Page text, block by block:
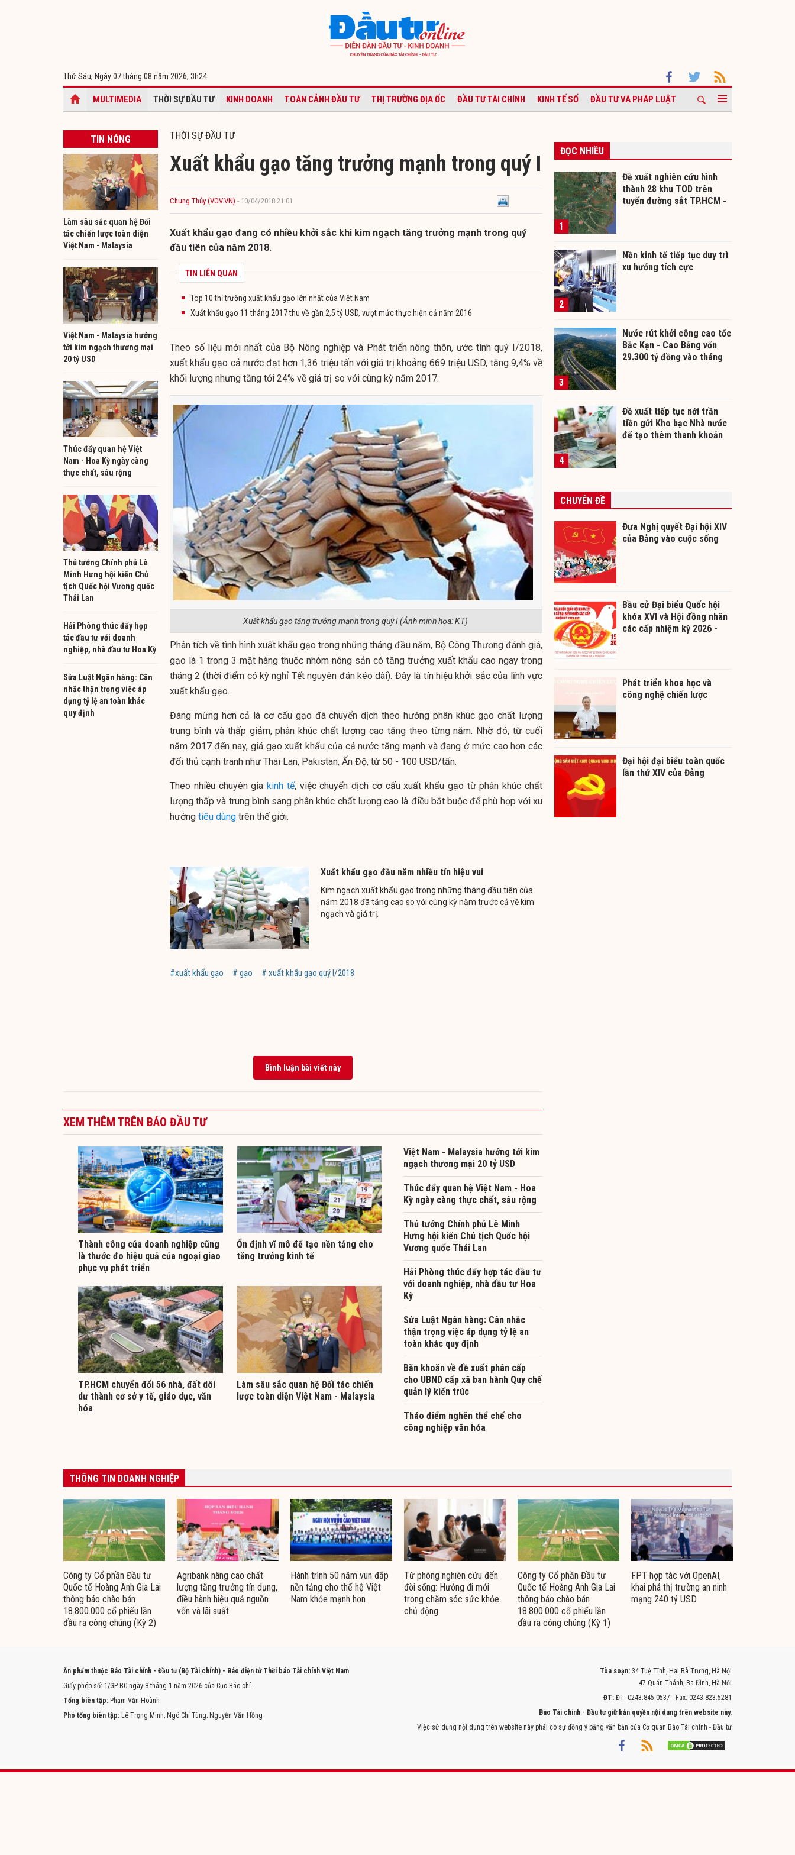
Thứ Sáu, Ngày 07 tháng 08 năm 2026, 3h24
MULTIMEDIA THỜI SỰ ĐẦU TƯ KINH DOANH TOÀN CẢNH ĐẦU TƯ THỊ TRƯỜNG ĐỊA ỐC ĐẦU TƯ TÀI CHÍNH KINH TẾ SỐ ĐẦU TƯ VÀ PHÁP LUẬT
TIN NÓNG
Làm sâu sắc quan hệ Đối
tác chiến lược toàn diện
Việt Nam - Malaysia
Việt Nam - Malaysia hướng
tới kim ngạch thương mại
20 tỷ USD
Thúc đẩy quan hệ Việt
Nam - Hoa Kỳ ngày càng
thực chất, sâu rộng
Thủ tướng Chính phủ Lê
Minh Hưng hội kiến Chủ
tịch Quốc hội Vương quốc
Thái Lan
Hải Phòng thúc đẩy hợp
tác đầu tư với doanh
nghiệp, nhà đầu tư Hoa Kỳ
Sửa Luật Ngân hàng: Cân
nhắc thận trọng việc áp
dụng tỷ lệ an toàn khác
quy định
THỜI SỰ ĐẦU TƯ
Xuất khẩu gạo tăng trưởng mạnh trong quý I
Chung Thủy (VOV.VN) - 10/04/2018 21:01
Xuất khẩu gạo đang có nhiều khởi sắc khi kim ngạch tăng trưởng mạnh trong quý
đầu tiên của năm 2018.
TIN LIÊN QUAN
Top 10 thị trường xuất khẩu gạo lớn nhất của Việt Nam
Xuất khẩu gạo 11 tháng 2017 thu về gần 2,5 tỷ USD, vượt mức thực hiện cả năm 2016
Theo số liệu mới nhất của Bộ Nông nghiệp và Phát triển nông thôn, ước tính quý I/2018,
xuất khẩu gạo cả nước đạt hơn 1,36 triệu tấn với giá trị khoảng 669 triệu USD, tăng 9,4% về
khối lượng nhưng tăng tới 24% về giá trị so với cùng kỳ năm 2017.
Xuất khẩu gạo tăng trưởng mạnh trong quý I (Ảnh minh họa: KT)
Phân tích về tình hình xuất khẩu gạo trong những tháng đầu năm, Bộ Công Thương đánh giá,
gạo là 1 trong 3 mặt hàng thuộc nhóm nông sản có tăng trưởng xuất khẩu cao ngay trong
tháng 2 (thời điểm có kỳ nghỉ Tết nguyên đán kéo dài). Đây là tín hiệu khởi sắc của lĩnh vực
xuất khẩu gạo.
Đáng mừng hơn cả là cơ cấu gạo đã chuyển dịch theo hướng phân khúc gạo chất lượng
trung bình và thấp giảm, phân khúc chất lượng cao tăng theo từng năm. Nhờ đó, từ cuối
năm 2017 đến nay, giá gạo xuất khẩu của cả nước tăng mạnh và đang ở mức cao hơn các
đối thủ cạnh tranh như Thái Lan, Pakistan, Ấn Độ, từ 50 - 100 USD/tấn.
Theo nhiều chuyên giakinh tế, việc chuyển dịch cơ cấu xuất khẩu gạo từ phân khúc chất
lượng thấp và trung bình sang phân khúc chất lượng cao là điều bắt buộc để phù hợp với xu
hướng tiêu dùng trên thế giới.
Xuất khẩu gạo đầu năm nhiều tín hiệu vui ​
Kim ngạch xuất khẩu gạo trong những tháng đầu tiên của
năm 2018 đã tăng cao so với cùng kỳ năm trước cả về kim
ngạch và giá trị.
#xuất khẩu gạo # gạo # xuất khẩu gạo quý I/2018
Bình luận bài viết này
XEM THÊM TRÊN BÁO ĐẦU TƯ
Thành công của doanh nghiệp cũng
là thước đo hiệu quả của ngoại giao
phục vụ phát triển
Ổn định vĩ mô để tạo nền tảng cho
tăng trưởng kinh tế
TP.HCM chuyển đổi 56 nhà, đất dôi
dư thành cơ sở y tế, giáo dục, văn
hóa
Làm sâu sắc quan hệ Đối tác chiến
lược toàn diện Việt Nam - Malaysia
Việt Nam - Malaysia hướng tới kim
ngạch thương mại 20 tỷ USD
Thúc đẩy quan hệ Việt Nam - Hoa
Kỳ ngày càng thực chất, sâu rộng
Thủ tướng Chính phủ Lê Minh
Hưng hội kiến Chủ tịch Quốc hội
Vương quốc Thái Lan
Hải Phòng thúc đẩy hợp tác đầu tư
với doanh nghiệp, nhà đầu tư Hoa
Kỳ
Sửa Luật Ngân hàng: Cân nhắc
thận trọng việc áp dụng tỷ lệ an
toàn khác quy định
Băn khoăn về đề xuất phân cấp
cho UBND cấp xã ban hành Quy chế
quản lý kiến trúc
Tháo điểm nghẽn thể chế cho
công nghiệp văn hóa
ĐỌC NHIỀU
1
Đề xuất nghiên cứu hình
thành 28 khu TOD trên
tuyến đường sắt TP.HCM -
2
Nền kinh tế tiếp tục duy trì
xu hướng tích cực
3
Nước rút khởi công cao tốc
Bắc Kạn - Cao Bằng vốn
29.300 tỷ đồng vào tháng
4
Đề xuất tiếp tục nới trần
tiền gửi Kho bạc Nhà nước
để tạo thêm thanh khoản
CHUYÊN ĐỀ
Đưa Nghị quyết Đại hội XIV
của Đảng vào cuộc sống
Bầu cử Đại biểu Quốc hội
khóa XVI và Hội đồng nhân
các cấp nhiệm kỳ 2026 -
Phát triển khoa học và
công nghệ chiến lược
Đại hội đại biểu toàn quốc
lần thứ XIV của Đảng
THÔNG TIN DOANH NGHIỆP
Công ty Cổ phần Đầu tư
Quốc tế Hoàng Anh Gia Lai
thông báo chào bán
18.800.000 cổ phiếu lần
đầu ra công chúng (Kỳ 2)
Agribank nâng cao chất
lượng tăng trưởng tín dụng,
điều hành hiệu quả nguồn
vốn và lãi suất
Hành trình 50 năm vun đắp
nền tảng cho thế hệ Việt
Nam khỏe mạnh hơn
Từ phòng nghiên cứu đến
đời sống: Hướng đi mới
trong chăm sóc sức khỏe
chủ động
Công ty Cổ phần Đầu tư
Quốc tế Hoàng Anh Gia Lai
thông báo chào bán
18.800.000 cổ phiếu lần
đầu ra công chúng (Kỳ 1)
FPT hợp tác với OpenAI,
khai phá thị trường an ninh
mạng 240 tỷ USD
Ấn phẩm thuộc Báo Tài chính - Đầu tư (Bộ Tài chính) - Báo điện tử Thời báo Tài chính Việt Nam
Giấy phép số: 1/GP-BC ngày 8 tháng 1 năm 2026 của Cục Báo chí.
Tổng biên tập: Phạm Văn Hoành
Phó tổng biên tập: Lê Trọng Minh; Ngô Chí Tùng; Nguyễn Văn Hồng
Tòa soạn: 34 Tuệ Tĩnh, Hai Bà Trưng, Hà Nội
47 Quán Thánh, Ba Đình, Hà Nội
ĐT: ĐT: 0243.845.0537 - Fax: 0243.823.5281
Báo Tài chính - Đầu tư giữ bản quyền nội dung trên website này.
Việc sử dụng nội dung trên website này phải có sự đồng ý bằng văn bản của Cơ quan Báo Tài chính - Đầu tư